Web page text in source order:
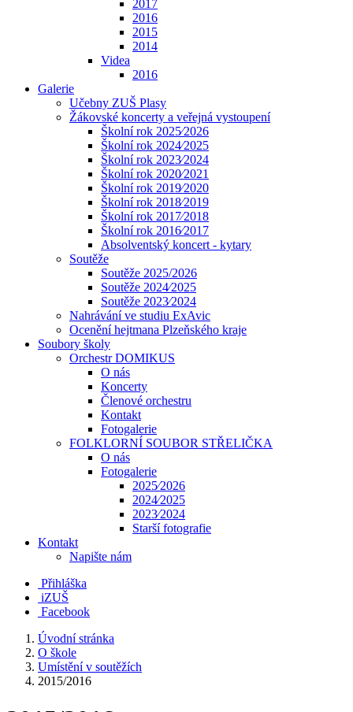
2017
2016
2015
2014
Videa
2016
Galerie
Učebny ZUŠ Plasy
Žákovské koncerty a veřejná vystoupení
Školní rok 2025⁄2026
Školní rok 2024⁄2025
Školní rok 2023⁄2024
Školní rok 2020⁄2021
Školní rok 2019⁄2020
Školní rok 2018⁄2019
Školní rok 2017⁄2018
Školní rok 2016⁄2017
Absolventský koncert - kytary
Soutěže
Soutěže 2025/2026
Soutěže 2024⁄2025
Soutěže 2023⁄2024
Nahrávání ve studiu ExAvic
Ocenění hejtmana Plzeňského kraje
Soubory školy
Orchestr DOMIKUS
O nás
Koncerty
Členové orchestru
Kontakt
Fotogalerie
FOLKLORNÍ SOUBOR STŘELIČKA
O nás
Fotogalerie
2025⁄2026
2024⁄2025
2023⁄2024
Starší fotografie
Kontakt
Napište nám
Přihláška
iZUŠ
Facebook
Úvodní stránka
O škole
Umístění v soutěžích
2015/2016